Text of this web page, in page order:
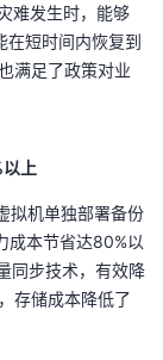
难发生时，能够
在短时间内恢复到
满足了政策对业
上
拟机单独部署备份
成本节省达80%以
同步技术，有效降
存储成本降低了